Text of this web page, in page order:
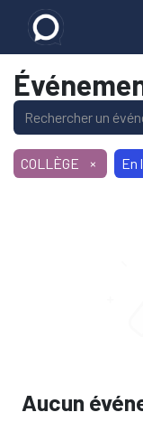
COLLÈGE × En
Aucun